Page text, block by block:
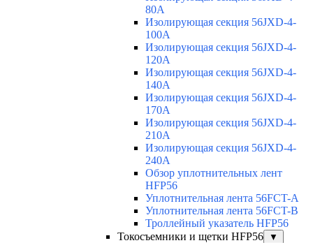
80A
Изолирующая секция 56JXD-4-
100A
Изолирующая секция 56JXD-4-
120A
Изолирующая секция 56JXD-4-
140A
Изолирующая секция 56JXD-4-
170A
Изолирующая секция 56JXD-4-
210A
Изолирующая секция 56JXD-4-
240A
Обзор уплотнительных лент
HFP56
Уплотнительная лента 56FCT-A
Уплотнительная лента 56FCT-B
Троллейный указатель HFP56
Токосъемники и щетки HFP56
▼